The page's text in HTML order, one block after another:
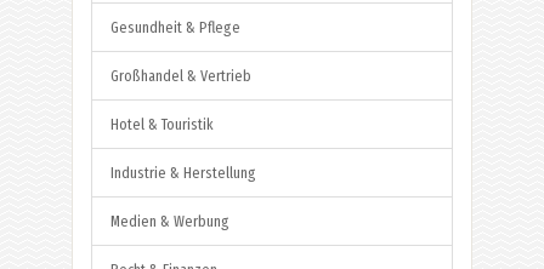
Gesundheit & Pflege
Großhandel & Vertrieb
Hotel & Touristik
Industrie & Herstellung
Medien & Werbung